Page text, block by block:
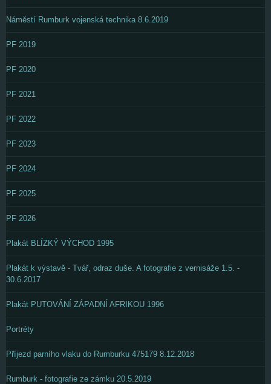
Náměstí Rumburk vojenská technika 8.6.2019
PF 2019
PF 2020
PF 2021
PF 2022
PF 2023
PF 2024
PF 2025
PF 2026
Plakát BLÍZKÝ VÝCHOD 1995
Plakát k výstavě - Tvář, odraz duše. A fotografie z vernisáže 1.5. -
30.6.2017
Plakát PUTOVÁNÍ ZÁPADNÍ AFRIKOU 1996
Portréty
Příjezd parního vlaku do Rumburku 475179 8.12.2018
Rumburk - fotografie ze zámku 20.5.2019